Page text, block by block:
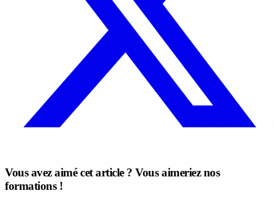
Vous avez aimé cet article ? Vous aimeriez nos
formations !